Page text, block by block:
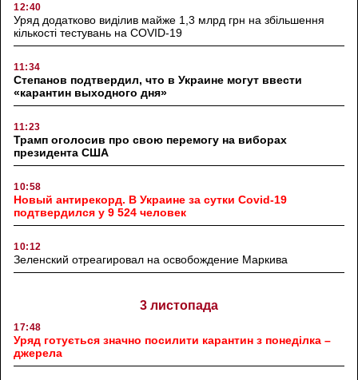
12:40
Уряд додатково виділив майже 1,3 млрд грн на збільшення
кількості тестувань на COVID-19
11:34
Степанов подтвердил, что в Украине могут ввести
«карантин выходного дня»
11:23
Трамп оголосив про свою перемогу на виборах
президента США
10:58
Новый антирекорд. В Украине за сутки Covid-19
подтвердился у 9 524 человек
10:12
Зеленский отреагировал на освобождение Маркива
3 листопада
17:48
Уряд готується значно посилити карантин з понеділка –
джерела